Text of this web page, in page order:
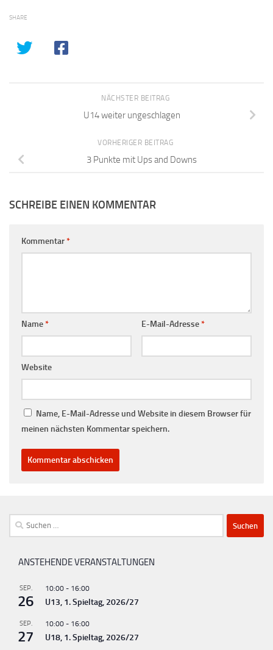
SHARE
NÄCHSTER BEITRAG
U14 weiter ungeschlagen
VORHERIGER BEITRAG
3 Punkte mit Ups and Downs
SCHREIBE EINEN KOMMENTAR
Kommentar*
Name* E-Mail-Adresse*
Website
Name, E-Mail-Adresse und Website in diesem Browser für
meinen nächsten Kommentar speichern.
Suchen
nach:
ANSTEHENDE VERANSTALTUNGEN
SEP.
26
10:00 - 16:00
U13, 1. Spieltag, 2026/27
SEP.
27
10:00 - 16:00
U18, 1. Spieltag, 2026/27